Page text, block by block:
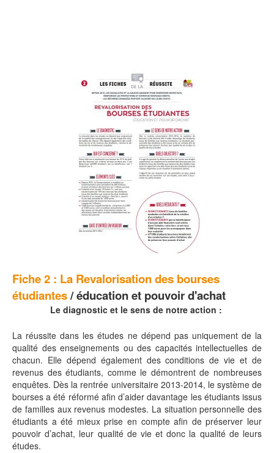
Fiche 2 : La Revalorisation des bourses
étudiantes/ éducation et pouvoir d'achat
Le diagnostic et le sens de notre action :
La réussite dans les études ne dépend pas uniquement de la
qualité des enseignements ou des capacités intellectuelles de
chacun. Elle dépend également des conditions de vie et de
revenus des étudiants, comme le démontrent de nombreuses
enquêtes. Dès la rentrée universitaire 2013-2014, le système de
bourses a été réformé afin d’aider davantage les étudiants issus
de familles aux revenus modestes. La situation personnelle des
étudiants a été mieux prise en compte afin de préserver leur
pouvoir d’achat, leur qualité de vie et donc la qualité de leurs
études.